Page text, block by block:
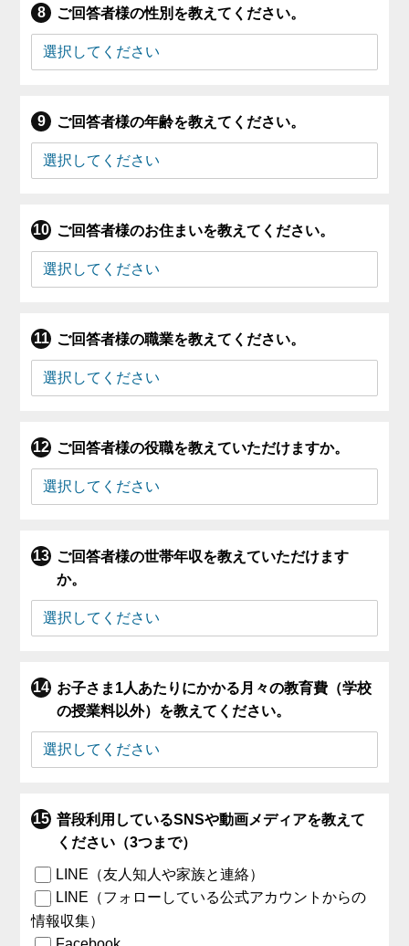
ご回答者様の性別を教えてください。
ご回答者様の年齢を教えてください。
ご回答者様のお住まいを教えてください。
ご回答者様の職業を教えてください。
ご回答者様の役職を教えていただけますか。
ご回答者様の世帯年収を教えていただけます
か。
お子さま1人あたりにかかる月々の教育費（学校
の授業料以外）を教えてください。
普段利用しているSNSや動画メディアを教えて
ください（3つまで）
LINE（友人知人や家族と連絡）
LINE（フォローしている公式アカウントからの
情報収集）